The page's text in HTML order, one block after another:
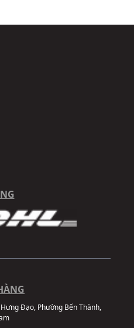
Đạo, Phường Bến Thành,